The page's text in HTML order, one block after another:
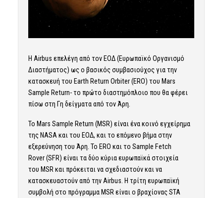
Η Airbus επελέγη από τον ΕΟΔ (Ευρωπαϊκό Οργανισμό
Διαστήματος) ως ο βασικός συμβασιούχος για την
κατασκευή του Earth Return Orbiter (ERO) του Mars
Sample Return- το πρώτο διαστημόπλοιο που θα φέρει
πίσω στη Γη δείγματα από τον Άρη.
Το Mars Sample Return (MSR) είναι ένα κοινό εγχείρημα
της NASA και του ΕΟΔ, και το επόμενο βήμα στην
εξερεύνηση του Άρη. Το ERO και το Sample Fetch
Rover (SFR) είναι τα δύο κύρια ευρωπαϊκά στοιχεία
του MSR και πρόκειται να σχεδιαστούν και να
κατασκευαστούν από την Airbus. Η τρίτη ευρωπαϊκή
συμβολή στο πρόγραμμα MSR είναι ο βραχίονας STA